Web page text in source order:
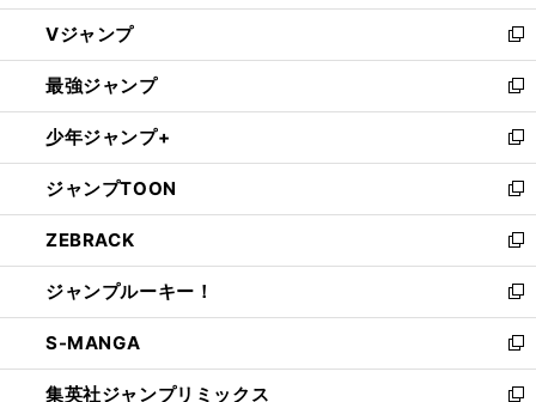
ウ
ィ
ン
ド
ウ
で
開
く
し
い
ウ
ィ
ン
ド
ウ
で
開
く
Vジャンプ
新
し
い
ウ
ィ
ン
ド
ウ
で
開
く
最強ジャンプ
新
し
い
ウ
ィ
ン
ド
ウ
で
開
く
少年ジャンプ+
新
し
い
ウ
ィ
ン
ド
ウ
で
開
く
ジャンプTOON
新
し
い
ウ
ィ
ン
ド
ウ
で
ZEBRACK
新
し
い
ウ
ィ
ン
ド
ジャンプルーキー！
新
し
い
ウ
ィ
S-MANGA
新
し
集英社ジャンプリミックス